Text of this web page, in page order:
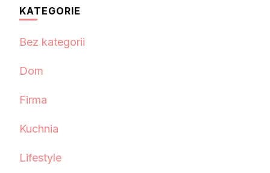
KATEGORIE
Bez kategorii
Dom
Firma
Kuchnia
Lifestyle